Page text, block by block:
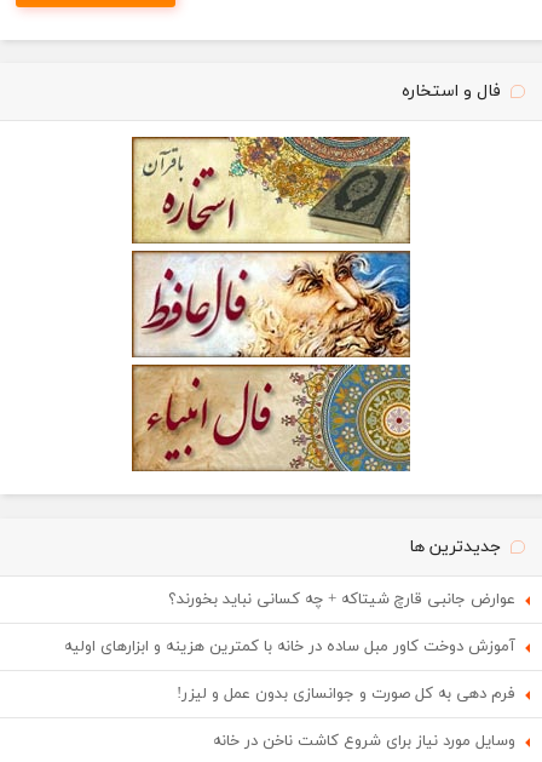
فال و استخاره
جدیدترین ها
عوارض جانبی قارچ شیتاکه + چه کسانی نباید بخورند؟
آموزش دوخت کاور مبل ساده در خانه با کمترین هزینه و ابزارهای اولیه
فرم دهی به کل صورت و جوانسازی بدون عمل و لیزر!
وسایل مورد نیاز برای شروع کاشت ناخن در خانه